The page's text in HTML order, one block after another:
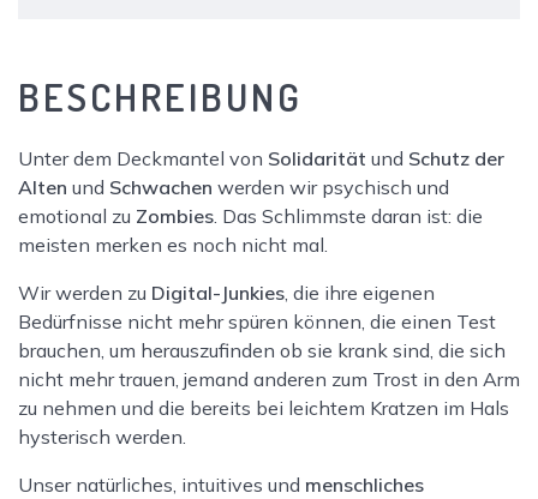
Delicti!
BESCHREIBUNG
Unter dem Deckmantel von Solidarität und Schutz der
Alten und Schwachen werden wir psychisch und
emotional zu Zombies . Das Schlimmste daran ist: die
meisten merken es noch nicht mal.
Wir werden zu Digital-Junkies , die ihre eigenen
Bedürfnisse nicht mehr spüren können, die einen Test
brauchen, um herauszufinden ob sie krank sind, die sich
nicht mehr trauen, jemand anderen zum Trost in den Arm
zu nehmen und die bereits bei leichtem Kratzen im Hals
hysterisch werden.
Unser natürliches, intuitives und menschliches